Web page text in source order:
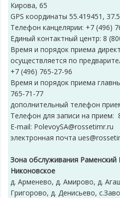
Кирова, 65
GPS координаты 55.419451,
Телефон канцелярии: +7 (496)
Единый контактный центр: 8
Время и порядок приема
осуществляется по
+7 (496) 765-27-96
Время и порядок приема
765-71-77
дополнительный телефон
Телефон для записи на прием:
E-mail: PolevoySA@rossetimr.ru
электронная почта
Зона обслуживания
Никоновское
д. Арменево, д. Амирово, д.
Григорово, д. Денисьево,